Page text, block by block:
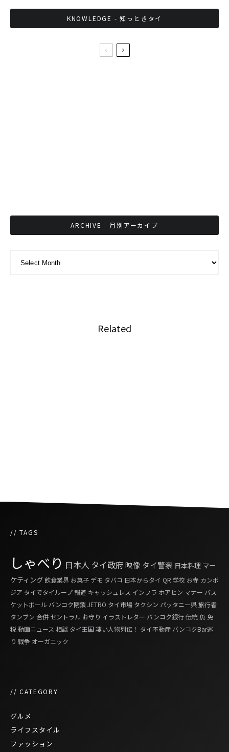
KNOWLEDGE - 知っときタイ
ARCHIVE - 月別アーカイブ
Related
// TAGS
しゃべり 日本人 タイ政府映像 タイ警察 日本料理 マー
ケティング飲食業界 お菓子 デモ タバコ 日本からタイ QR 学校 お寺 カンボ
ジア タイでタイループ報道 キャッシュレス インフラ ホアヒン マナー バス
ケットボール バンコク閉鎖 JETRO タイ市場 タクシン パッタニー県旅行者
タンブン 合併 セントラル お守り イラストレター バンコク銀行伝統魚 免
税動画ニュース 相談 タイ王国 凄い人物列伝！ タイ不動産 バンコクBar巡
り 戦争 オーガニック
// CATEGORY
グルメ
ライフスタイル
ファッション